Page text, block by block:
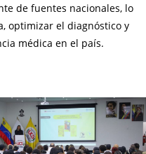
de fuentes nacionales, lo
optimizar el diagnóstico y
médica en el país.